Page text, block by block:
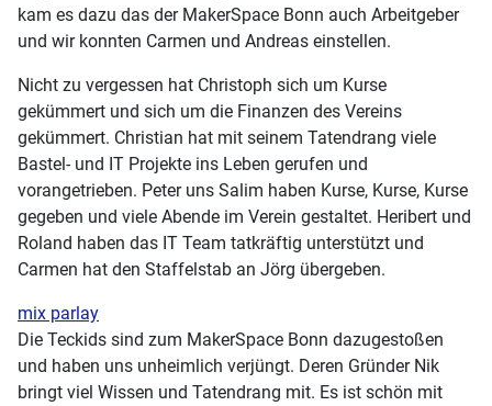
kam es dazu das der MakerSpace Bonn auch Arbeitgeber
und wir konnten Carmen und Andreas einstellen.
Nicht zu vergessen hat Christoph sich um Kurse
gekümmert und sich um die Finanzen des Vereins
gekümmert. Christian hat mit seinem Tatendrang viele
Bastel- und IT Projekte ins Leben gerufen und
vorangetrieben. Peter uns Salim haben Kurse, Kurse, Kurse
gegeben und viele Abende im Verein gestaltet. Heribert und
Roland haben das IT Team tatkräftig unterstützt und
Carmen hat den Staffelstab an Jörg übergeben.
mix parlay
Die Teckids sind zum MakerSpace Bonn dazugestoßen
und haben uns unheimlich verjüngt. Deren Gründer Nik
bringt viel Wissen und Tatendrang mit. Es ist schön mit